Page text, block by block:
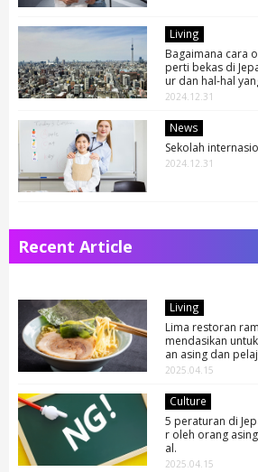
Living
Bagaimana cara
perti bekas di
ur dan hal-hal
2024.12.31
News
Sekolah
2024.12.31
Recent Article
Living
Lima restoran
mendasikan
an asing dan
2025.04.15
Culture
5 peraturan di
r oleh orang
al.
2025.04.15